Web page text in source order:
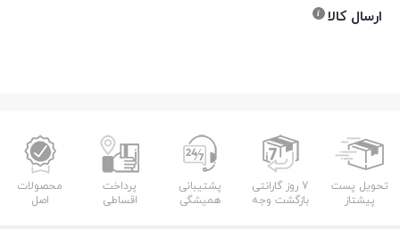
ارسال کالا
تحویل پست
پیشتاز
7 روز گارانتی
بازگشت وجه
پشتیبانی
همیشگی
پرداخت
اقساطی
محصولات
اصل